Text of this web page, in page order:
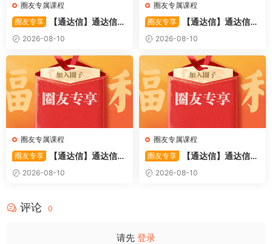
圈友专属课程
圈友专享
【通达信】通达信
〖主力伏击〗套装指标 捕捉主
力资金在低位潜伏的启动信号
源码
2026-08-10
圈友专属课程
圈友专享
【通达信】通达信黑
马崛起+资金突破主副图指标
短线抄底与捕捉强势股（黑
马）的辅助
2026-08-10
圈友专属课程
圈友专享
【通达信】通达信
〖五日一次六连阴〗套装指标
精准捕捉底部超跌反弹拐点 源
2026-08-10
圈友专属课程
圈友专享
【通达信】通达信
〖分层捉妖共振〗主副图/选股
量能突破+长期动态压力突破
2026-08-10
评论 0
请先 登录